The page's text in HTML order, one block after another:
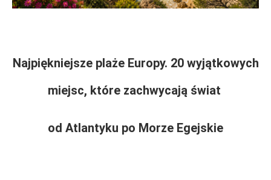
Najpiękniejsze plaże Europy. 20 wyjątkowych
miejsc, które zachwycają świat
od Atlantyku po Morze Egejskie